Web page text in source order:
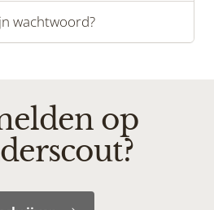
wachtwoord?
op